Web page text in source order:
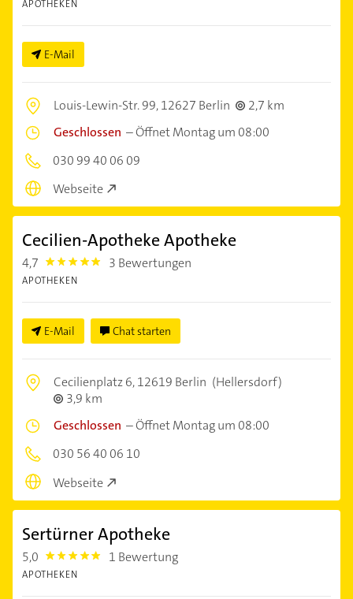
APOTHEKEN
E-Mail
Louis-Lewin-Str. 99,12627 Berlin
2,7 km
Geschlossen –Öffnet Montag um 08:00
030 99 40 06 09
Webseite
Cecilien-Apotheke Apotheke
4,7 4.7000003 3 Bewertungen
APOTHEKEN
E-Mail Chat starten
Cecilienplatz 6,12619 Berlin (Hellersdorf)
3,9 km
Geschlossen –Öffnet Montag um 08:00
030 56 40 06 10
Webseite
Sertürner Apotheke
5,0 5.0 1 Bewertung
APOTHEKEN